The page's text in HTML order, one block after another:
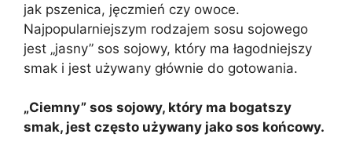
jak pszenica, jęczmień czy owoce.
Najpopularniejszym rodzajem sosu sojowego
jest „jasny” sos sojowy, który ma łagodniejszy
smak i jest używany głównie do gotowania.
„Ciemny” sos sojowy, który ma bogatszy
smak, jest często używany jako sos końcowy.